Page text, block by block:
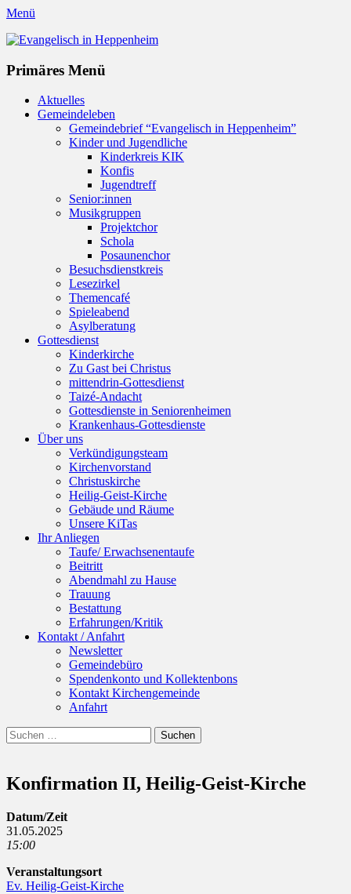
Menü
Evangelisch in Heppenheim
Primäres Menü
Zum
Inhalt
Aktuelles
Gemeindeleben
Gemeindebrief “Evangelisch in Heppenheim”
Kinder und Jugendliche
Kinderkreis KIK
Konfis
Jugendtreff
Senior:innen
Musikgruppen
Projektchor
Schola
Posaunenchor
Besuchsdienstkreis
Lesezirkel
Themencafé
Spieleabend
Asylberatung
Gottesdienst
Kinderkirche
Zu Gast bei Christus
mittendrin-Gottesdienst
Taizé-Andacht
Gottesdienste in Seniorenheimen
Krankenhaus-Gottesdienste
Über uns
Verkündigungsteam
Kirchenvorstand
Christuskirche
Heilig-Geist-Kirche
Gebäude und Räume
Unsere KiTas
Ihr Anliegen
Taufe/ Erwachsenentaufe
Beitritt
Abendmahl zu Hause
Trauung
Bestattung
Erfahrungen/Kritik
Kontakt / Anfahrt
Newsletter
Gemeindebüro
Spendenkonto und Kollektenbons
Kontakt Kirchengemeinde
Anfahrt
Suchen
Suchen
nach:
Konfirmation II, Heilig-Geist-Kirche
Datum/Zeit
31.05.2025
15:00
Veranstaltungsort
Ev. Heilig-Geist-Kirche